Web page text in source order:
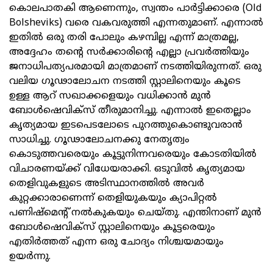
കൊലപാതകി ആണെന്നും, സ്വന്തം പാർട്ടിക്കാരെ (Old
Bolsheviks) വരെ വകവരുത്തി എന്നതുമാണ്. എന്നാൽ
ഇതിൽ ഒരു തരി പോലും കഴമ്പില്ല എന്ന് മാത്രമല്ല,
അദ്ദേഹം തന്റെ സർക്കാരിന്റെ എല്ലാ പ്രവർത്തിയും
ജനാധിപത്യപരമായി മാത്രമാണ് നടത്തിയിരുന്നത്. ഒരു
വലിയ ഗൂഢാലോചന നടത്തി സ്റ്റാലിനെയും കൂടെ
ഉള്ള ആറ് സഖാക്കളെയും വധിക്കാൻ മുൻ
ബോൾഷെവിക്സ് തീരുമാനിച്ചു. എന്നാൽ ഇതെല്ലാം
കൃത്യമായ ഇടപെടലോടെ പുറത്തുകൊണ്ടുവരാൻ
സാധിച്ചു. ഗൂഢാലോചനക്കു നേതൃത്വം
കൊടുത്തവരെയും കൂട്ടുനിന്നവരെയും കോടതിയിൽ
വിചാരണയ്ക്ക് വിധേയരാക്കി. ഒടുവിൽ കൃത്യമായ
തെളിവുകളുടെ അടിസ്ഥാനത്തിൽ അവർ
കുറ്റക്കാരാണെന്ന് തെളിയുകയും ക്യാപിറ്റൽ
പണിഷ്‌മെന്റ് നൽകുകയും ചെയ്തു. എന്തിനാണ് മുൻ
ബോൾഷെവിക്സ് സ്റ്റാലിനെയും കൂട്ടരെയും
എതിർത്തത് എന്ന ഒരു ചോദ്യം നിശ്ചയമായും
ഉയർന്നു.